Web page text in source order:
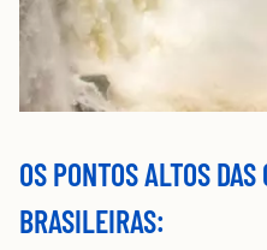
OS PONTOS ALTOS DAS
BRASILEIRAS: